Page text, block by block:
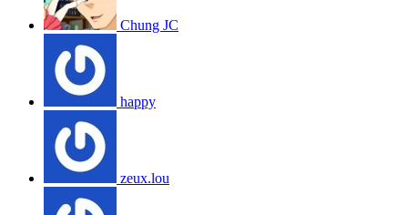
Chung JC
happy
zeux.lou